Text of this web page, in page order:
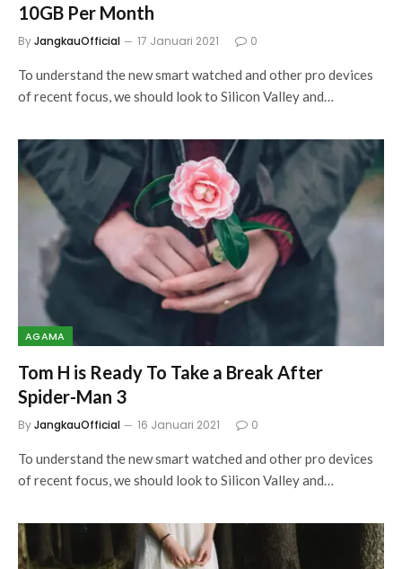
10GB Per Month
ByJangkauOfficial 17 Januari 2021 0
To understand the new smart watched and other pro devices
of recent focus, we should look to Silicon Valley and…
AGAMA
Tom H is Ready To Take a Break After
Spider-Man 3
ByJangkauOfficial 16 Januari 2021 0
To understand the new smart watched and other pro devices
of recent focus, we should look to Silicon Valley and…